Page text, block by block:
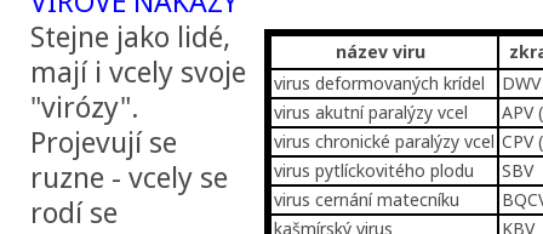
název viru
virus deformovaných krídel
DWV
virus akutní paralýzy vcel
APV
virus chronické paralýzy vcel CPV
virus pytlíckovitého plodu
SBV
virus cernání matecníku
kašmírský virus
KBV
Stejne jako lidé,
mají i vcely svoje
"virózy".
Projevují se
ruzne - vcely se
rodí se